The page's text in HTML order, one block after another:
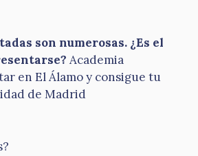
son numerosas. ¿Es el
Academia
en El Álamo y consigue tu
de Madrid